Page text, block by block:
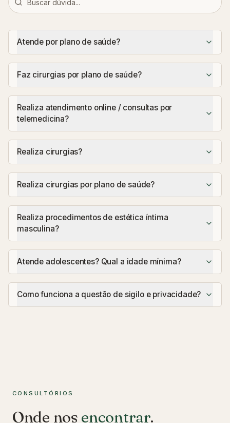
Atende por plano de saúde?
Faz cirurgias por plano de saúde?
Realiza atendimento online / consultas por
telemedicina?
Realiza cirurgias?
Realiza cirurgias por plano de saúde?
Realiza procedimentos de estética íntima
masculina?
Atende adolescentes? Qual a idade mínima?
Como funciona a questão de sigilo e privacidade?
CONSULTÓRIOS
Onde nos encontrar.